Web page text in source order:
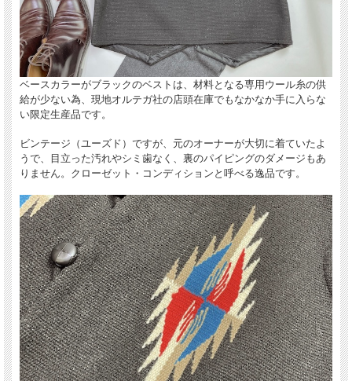
新型コロナウィルス禍の後もその悪影響が続き、更にウクライナvsロシア戦争の長
期化により、専用ウール糸の供給が大幅に遅れ、生産数が極端に少なくなっていま
す。次回の入荷は全く未定です。どうぞご了承下さい。
ベースカラーがブラックのベストは、材料となる専用ウール糸の供
給が少ない為、現地オルテガ社の店頭在庫でもなかなか手に入らな
い限定生産品です。
ビンテージ（ユーズド）ですが、元のオーナーが大切に着ていたよ
うで、目立った汚れやシミ歯なく、裏のパイピングのダメージもあ
りません。クローゼット・コンディションと呼べる逸品です。